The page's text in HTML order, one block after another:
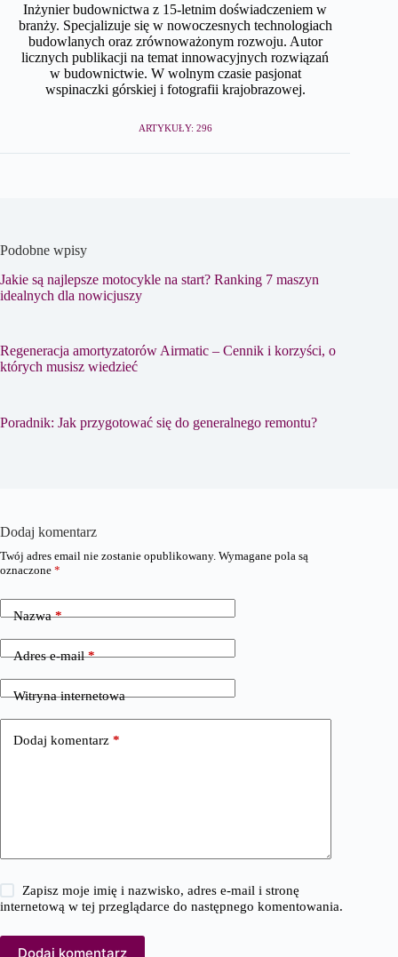
Inżynier budownictwa z 15-letnim doświadczeniem w
branży. Specjalizuje się w nowoczesnych technologiach
budowlanych oraz zrównoważonym rozwoju. Autor
licznych publikacji na temat innowacyjnych rozwiązań
w budownictwie. W wolnym czasie pasjonat
wspinaczki górskiej i fotografii krajobrazowej.
ARTYKUŁY: 296
Podobne wpisy
Jakie są najlepsze motocykle na start? Ranking 7 maszyn
idealnych dla nowicjuszy
Regeneracja amortyzatorów Airmatic – Cennik i korzyści, o
których musisz wiedzieć
Poradnik: Jak przygotować się do generalnego remontu?
Dodaj komentarz
Twój adres email nie zostanie opublikowany. Wymagane pola są
oznaczone *
Nazwa*
Adres e-mail*
Witryna internetowa
Dodaj komentarz *
Zapisz moje imię i nazwisko, adres e-mail i stronę
internetową w tej przeglądarce do następnego komentowania.
Dodaj komentarz